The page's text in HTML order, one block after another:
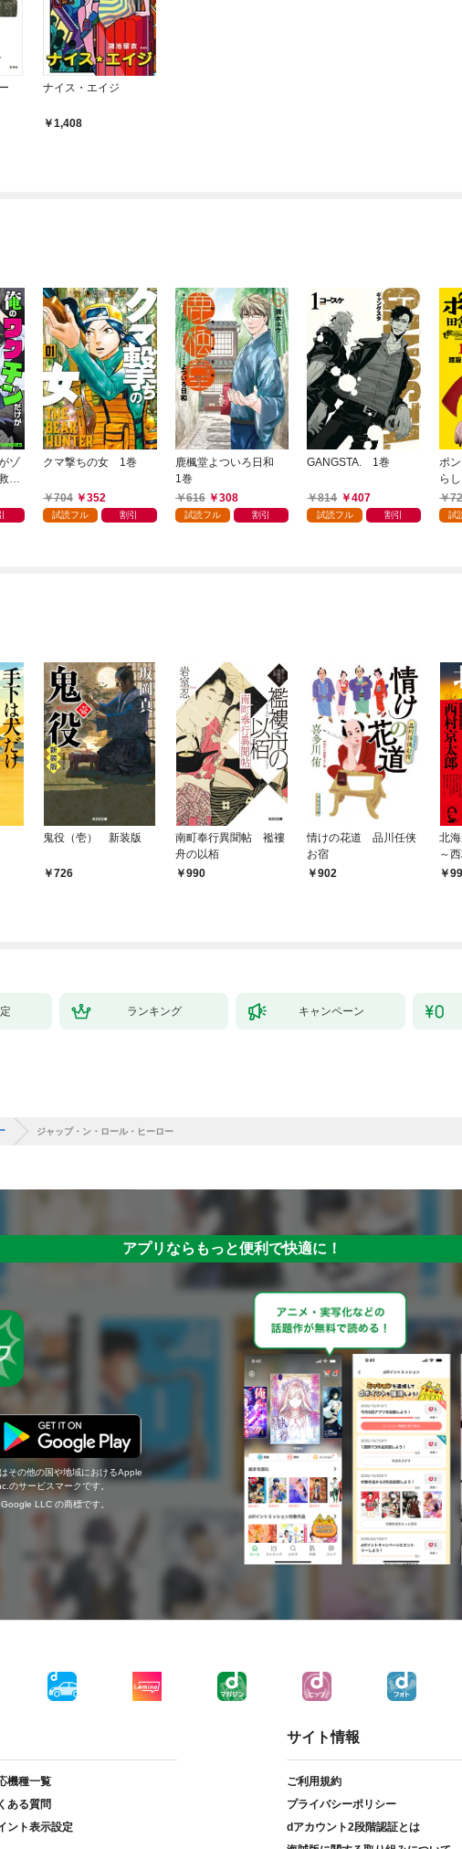
ナイス・エイジ
1,408
ゾ
え
クマ撃ちの女 1巻
704 352
試読フル 割引
鹿楓堂よついろ日和
1巻
616
308
試読フル 割引
GANGSTA. 1巻
814 407
試読フル 割引
ポ
ら
試
鬼役（壱） 新装版
726
南町奉行異聞帖 襤褸
舟の以栢
990
情けの花道 品川任侠
お宿
902
北
～
ミ
ランキング キャンペーン
ジャップ・ン・ロール・ヒーロー
アプリならもっと便利で快適に！
その他の国や地域におけるApple
のサービスマークです。
LLC の商標です。
機種一覧
ある質問
ント表示設定
サイト情報
ご利用規約
プライバシーポリシー
dアカウント2段階認証とは